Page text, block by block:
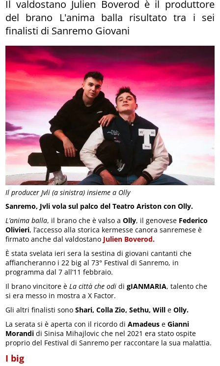
Il producer Jvli (a sinistra) insieme a Olly
Il valdostano Julien Boverod è il produttore
del brano L'anima balla risultato tra i sei
finalisti di Sanremo Giovani
Sanremo, Jvli vola sul palco del Teatro Ariston con Olly.
L’anima balla, il brano che è valso aOlly, il genovese Federico
Olivieri, l’accesso alla storica kermesse canora sanremese è
firmato anche dal valdostano Julien Boverod.
È stata svelata ieri sera la sestina di giovani cantanti che
affiancheranno i 22 big al 73° Festival di Sanremo, in
programma dal 7 all’11 febbraio.
Il brano vincitore è La città che odi digIANMARIA, talento che
si era messo in mostra a X Factor.
Gli altri finalisti sonoShari, Colla Zio, Sethu, Will eOlly.
La serata si è aperta con il ricordo diAmadeus eGianni
Morandi di Sinisa Mihajlovic che nel 2021 era stato ospite
proprio del Festival di Sanremo per raccontare la sua malattia.
I big